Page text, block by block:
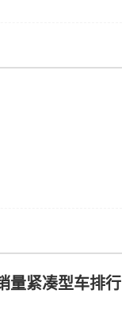
量紧凑型车排行